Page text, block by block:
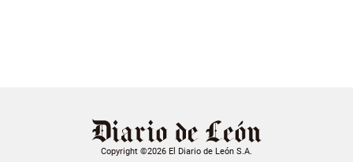
Copyright ©2026 El Diario de León S.A.